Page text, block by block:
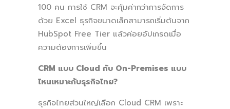
100 คน การใช้ CRM จะคุ้มค่ากว่าการจัดการ
ด้วย Excel ธุรกิจขนาดเล็กสามารถเริ่มต้นจาก
HubSpot Free Tier แล้วค่อยอัปเกรดเมื่อ
ความต้องการเพิ่มขึ้น
CRM แบบ Cloud กับ On-Premises แบบ
ไหนเหมาะกับธุรกิจไทย?
ธุรกิจไทยส่วนใหญ่เลือก Cloud CRM เพราะ